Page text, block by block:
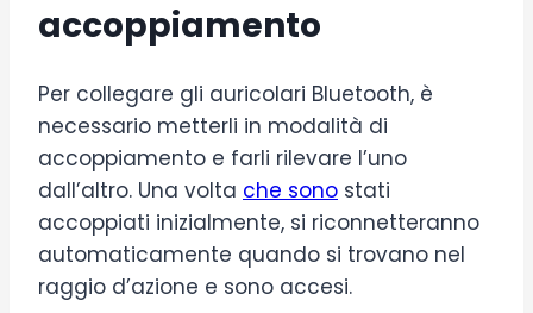
accoppiamento
Per collegare gli auricolari Bluetooth, è
necessario metterli in modalità di
accoppiamento e farli rilevare l’uno
dall’altro. Una volta che sono stati
accoppiati inizialmente, si riconnetteranno
automaticamente quando si trovano nel
raggio d’azione e sono accesi.